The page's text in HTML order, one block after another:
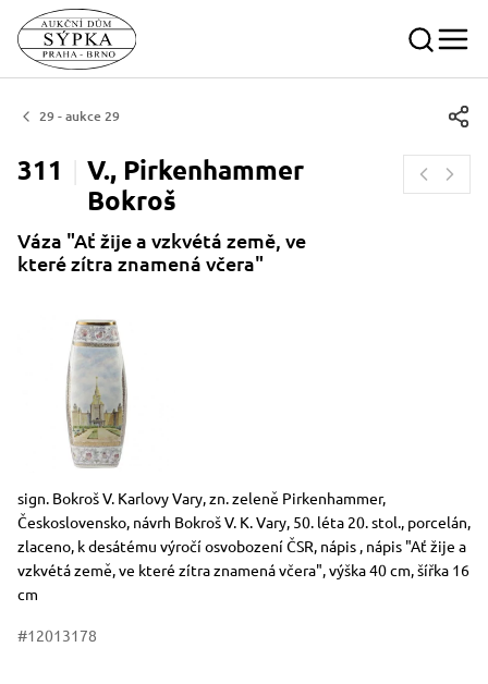
29 - aukce 29
311
V., Pirkenhammer
Bokroš
Váza "Ať žije a vzkvétá země, ve
které zítra znamená včera"
Rozměry
Stručný popis předmětu
sign. Bokroš V. Karlovy Vary, zn. zeleně Pirkenhammer,
Československo, návrh Bokroš V. K. Vary, 50. léta 20. stol., porcelán,
zlaceno, k desátému výročí osvobození ČSR, nápis , nápis "Ať žije a
vzkvétá země, ve které zítra znamená včera", výška 40 cm, šířka 16
cm
#12013178